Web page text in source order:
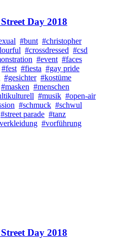
Day 2018
#bunt #christopher
#crossdressed #csd
#event #faces
#fest #fiesta #gay pride
#gesichter #kostüme
#masken #menschen
#musik #open-air
#schmuck #schwul
#street parade #tanz
#vorführung
Day 2018